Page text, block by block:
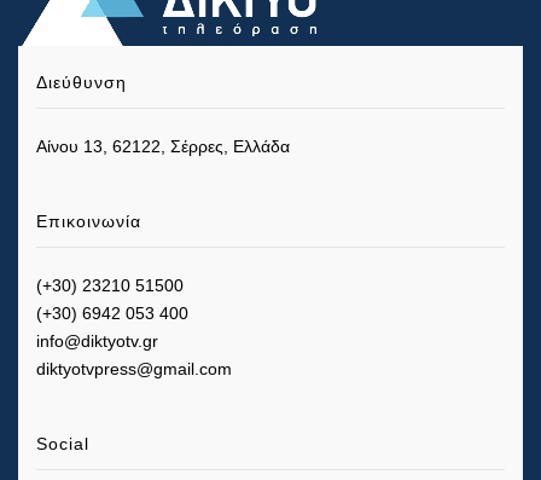
Διεύθυνση
Αίνου 13, 62122, Σέρρες, Ελλάδα
Επικοινωνία
(+30) 23210 51500
(+30) 6942 053 400
info@diktyotv.gr
diktyotvpress@gmail.com
Social